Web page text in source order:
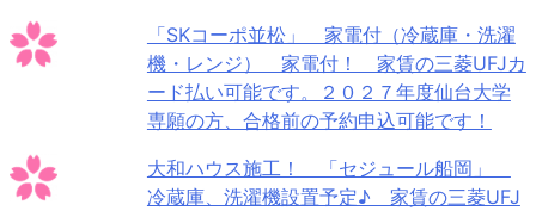
「SKコーポ並松」 家電付（冷蔵庫・洗濯
機・レンジ） 家電付！ 家賃の三菱UFJカ
ード払い可能です。２０２７年度仙台大学
専願の方、合格前の予約申込可能です！
大和ハウス施工！ 「セジュール船岡」
冷蔵庫、洗濯機設置予定♪ 家賃の三菱UFJ